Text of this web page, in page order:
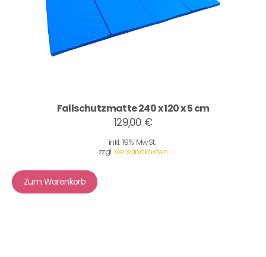
Fallschutzmatte 240 x 120 x 5 cm
129,00 €
inkl. 19% MwSt.
zzgl.Versandkosten
Zum Warenkorb